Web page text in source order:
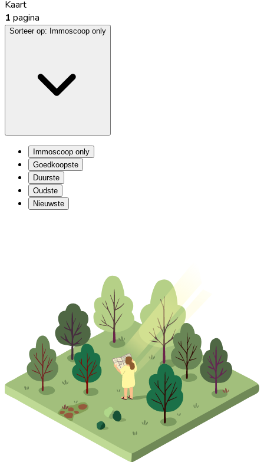
Kaart
1 pagina
Sorteer op: Immoscoop only
Immoscoop only
Goedkoopste
Duurste
Oudste
Nieuwste